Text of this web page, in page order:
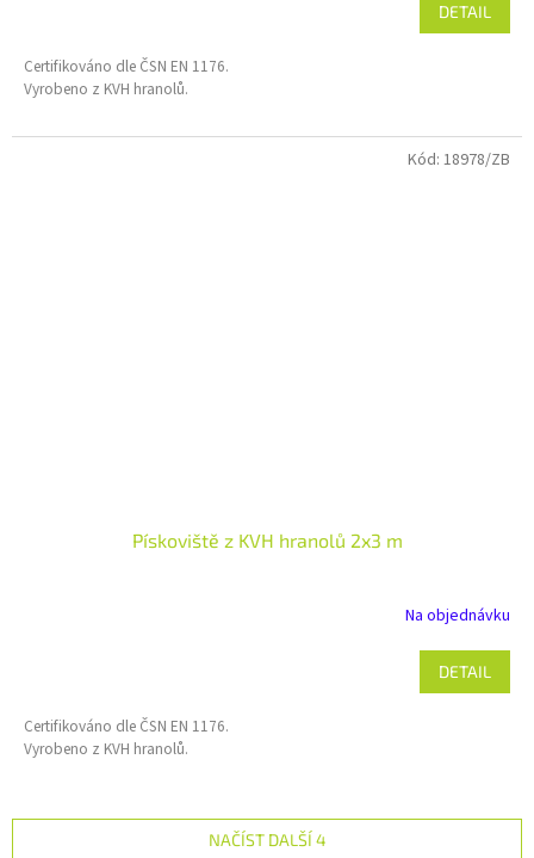
DETAIL
Certifikováno dle ČSN EN 1176.
Vyrobeno z KVH hranolů.
Pískoviště z KVH hranolů 2x3 m
Na objednávku
DETAIL
Certifikováno dle ČSN EN 1176.
Vyrobeno z KVH hranolů.
Kód: 18978/ZB
NAČÍST DALŠÍ 4